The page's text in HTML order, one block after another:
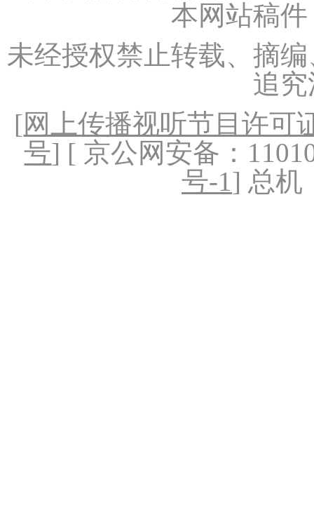
本网站稿
未经授权禁止转载、摘
追
[网上传播视听节目许可
号] [ 京公网安备：
号-1] 总机